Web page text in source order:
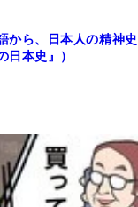
から、日本人の精神史
日本史』）